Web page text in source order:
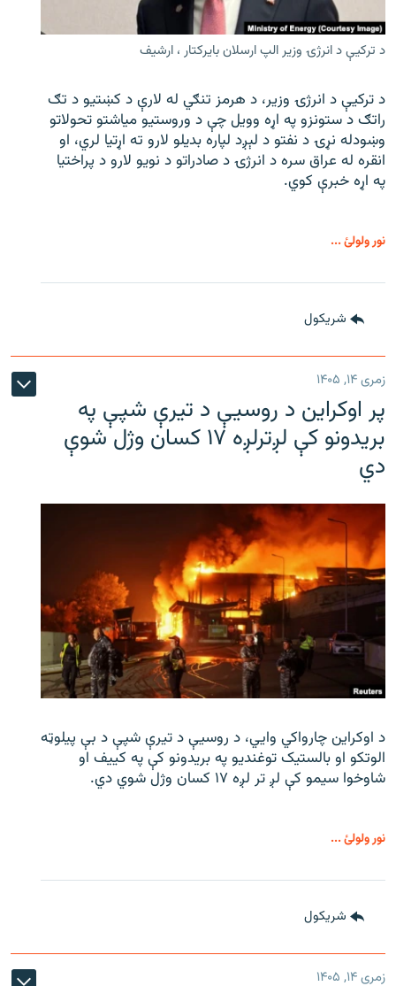
د ترکیې د انرژۍ وزیر الپ ارسلان بایرکتار ، ارشیف
د ترکیې د انرژۍ وزیر، د هرمز تنګي له لارې د کښتیو د تګ
راتګ د ستونزو په اړه وویل چې د وروستیو میاشتو تحولاتو
وښودله نړۍ د نفتو د لېږد لپاره بدیلو لارو ته اړتیا لري، او
انقره له عراق سره د انرژۍ د صادراتو د نویو لارو د پراختیا
په اړه خبرې کوي.
نور ولولئ ...
شريکول
زمری ۱۴, ۱۴۰۵
پر اوکراین د روسیې د تیرې شپې په
بریدونو کې لږترلږه ۱۷ کسان وژل شوې
دي
د اوکراین چارواکي وایي، د روسیې د تیرې شپې د بې‌ پیلوټه
الوتکو او بالستیک توغندیو په بریدونو کې په کییف او
شاوخوا سیمو کې لږ تر لږه ۱۷ کسان وژل شوي دي.
نور ولولئ ...
شريکول
زمری ۱۴, ۱۴۰۵